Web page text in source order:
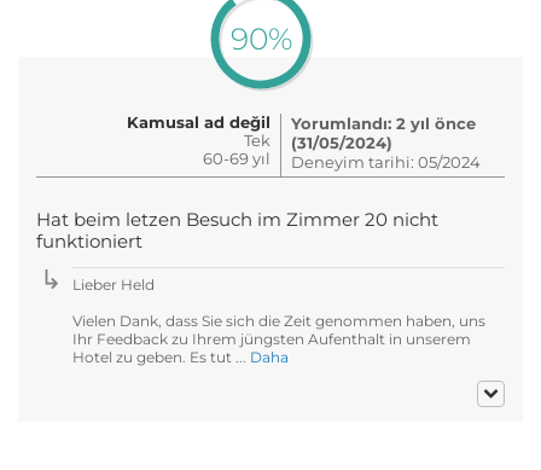
90%
Kamusal ad değil
Tek
60-69 yıl
Yorumlandı: 2 yıl önce
(31/05/2024)
Deneyim tarihi: 05/2024
Hat beim letzen Besuch im Zimmer 20 nicht
funktioniert
Lieber Held
Vielen Dank, dass Sie sich die Zeit genommen haben, uns
Ihr Feedback zu Ihrem jüngsten Aufenthalt in unserem
Hotel zu geben. Es tut ... Daha